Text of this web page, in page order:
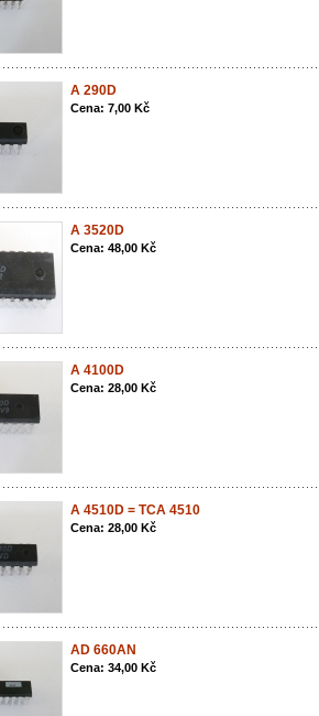
A 290D
Cena: 7,00 Kč
A 3520D
Cena: 48,00 Kč
A 4100D
Cena: 28,00 Kč
A 4510D = TCA 4510
Cena: 28,00 Kč
AD 660AN
Cena: 34,00 Kč